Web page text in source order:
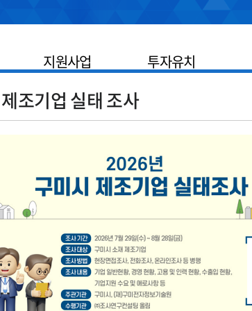
지원사업 투자유치
조기업 실태 조사